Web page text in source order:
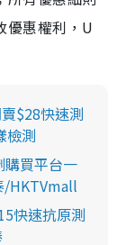
優惠權利，U
$28快速測
檢測
購買平台一
/HKTVmall
快速抗原測